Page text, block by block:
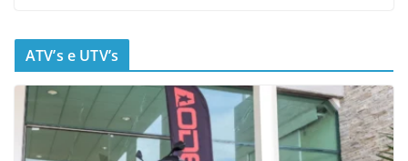
ATV’s e UTV’s